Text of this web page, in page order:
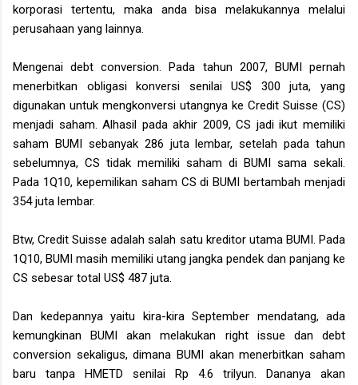
korporasi tertentu, maka anda bisa melakukannya melalui
perusahaan yang lainnya.
Mengenai debt conversion. Pada tahun 2007, BUMI pernah
menerbitkan obligasi konversi senilai US$ 300 juta, yang
digunakan untuk mengkonversi utangnya ke Credit Suisse (CS)
menjadi saham. Alhasil pada akhir 2009, CS jadi ikut memiliki
saham BUMI sebanyak 286 juta lembar, setelah pada tahun
sebelumnya, CS tidak memiliki saham di BUMI sama sekali.
Pada 1Q10, kepemilikan saham CS di BUMI bertambah menjadi
354 juta lembar.
Btw, Credit Suisse adalah salah satu kreditor utama BUMI. Pada
1Q10, BUMI masih memiliki utang jangka pendek dan panjang ke
CS sebesar total US$ 487 juta.
Dan kedepannya yaitu kira-kira September mendatang, ada
kemungkinan BUMI akan melakukan right issue dan debt
conversion sekaligus, dimana BUMI akan menerbitkan saham
baru tanpa HMETD senilai Rp 4.6 trilyun. Dananya akan